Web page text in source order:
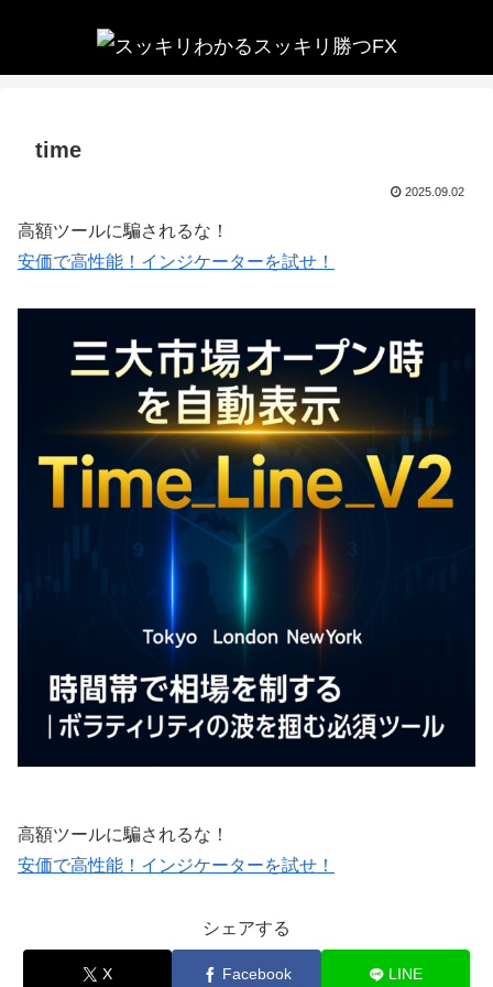
time
2025.09.02
高額ツールに騙されるな！
安価で高性能！インジケーターを試せ！
高額ツールに騙されるな！
安価で高性能！インジケーターを試せ！
シェアする
X Facebook LINE